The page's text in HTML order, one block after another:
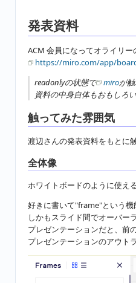
発表資料
ACM 会員になってオライリー
https://miro.com/app/
readonlyの状態で
miroが
資料の中身自体もおもしろ
触ってみた雰囲気
渡辺さんの発表資料をもとに
全体像
ホワイトボードのように使え
好きに書いて"frame"という
しかもスライド間でオーバー
プレゼンテーションだと、前
プレゼンテーションのアウト